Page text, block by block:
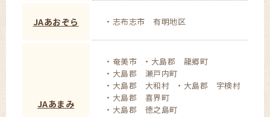
JAあおぞら 志布志市 有明地区
JAあまみ
奄美市
大島郡 龍郷町
大島郡 瀬戸内町
大島郡 大和村
大島郡 宇検村
大島郡 喜界町
大島郡 徳之島町